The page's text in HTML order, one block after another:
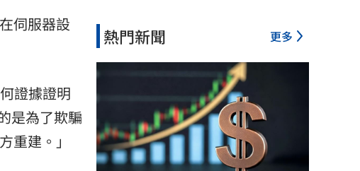
伺服器設
證據證明
是為了欺騙
重建。」
熱門新聞 更多